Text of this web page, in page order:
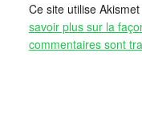
Ce site utilise
savoir plus sur la
commentaires sont